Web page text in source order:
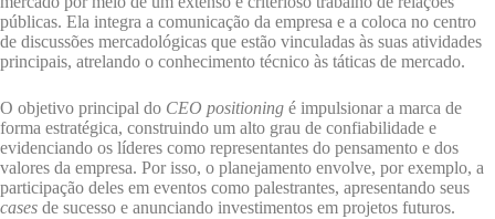
públicas. Ela integra a comunicação da empresa e a coloca no centro
de discussões mercadológicas que estão vinculadas às suas atividades
principais, atrelando o conhecimento técnico às táticas de mercado.
O objetivo principal do CEO positioning é impulsionar a marca de
forma estratégica, construindo um alto grau de confiabilidade e
evidenciando os líderes como representantes do pensamento e dos
valores da empresa. Por isso, o planejamento envolve, por exemplo, a
participação deles em eventos como palestrantes, apresentando seus
cases de sucesso e anunciando investimentos em projetos futuros.